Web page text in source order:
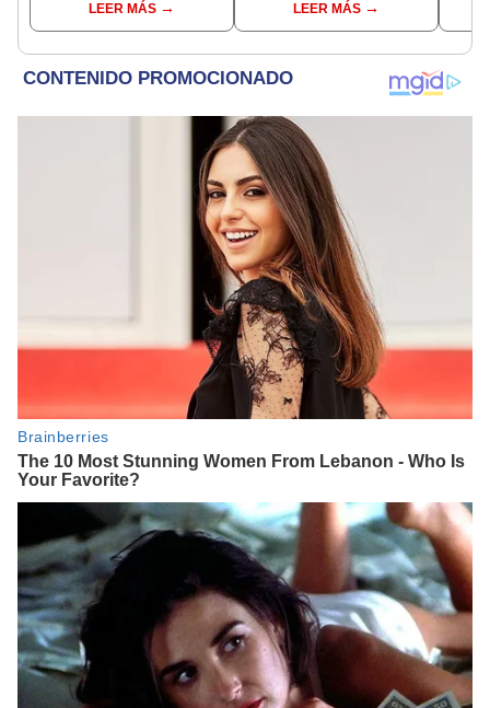
acuífero descubierto
por casualidad que
Latina
LEER MÁS
veranos más fríos de la
historia: sigue bajo
LEER MÁS